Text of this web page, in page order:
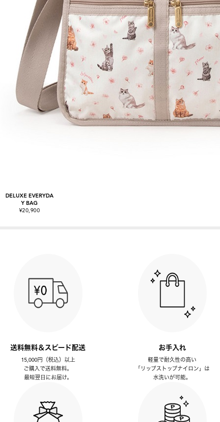
DELUXE EVERYDA
Y BAG
¥20,900
送料無料＆スピード配送
15,000円（税込）以上
ご購入で送料無料。
最短翌日にお届け。
お手入れ
軽量で耐久性の高い
「リップストップナイロン」は
水洗いが可能。